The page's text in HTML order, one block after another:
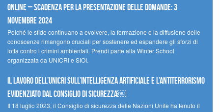
Online – Scadenza per la presentazione delle domande: 3
novembre 2024
Poiché le sfide continuano a evolvere, la formazione e la diffusione delle
conoscenze rimangono cruciali per sostenere ed espandere gli sforzi di
lotta contro i crimini ambientali. Prendi parte alla Winter School
organizzata da UNICRI e SIOI.
Il lavoro dell’UNICRI sull’intelligenza artificiale e l’antiterrorismo
evidenziato dal Consiglio di Sicurezza￼
Il 18 luglio 2023, il Consiglio di sicurezza delle Nazioni Unite ha tenuto il